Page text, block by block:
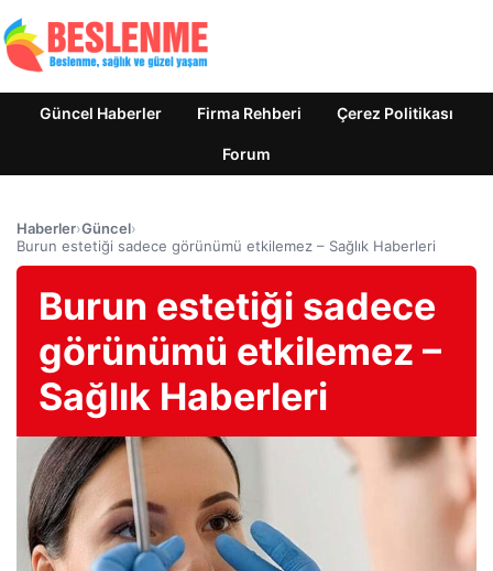
Güncel Haberler Firma Rehberi Çerez Politikası
Forum
Haberler›Güncel›
Burun estetiği sadece görünümü etkilemez – Sağlık Haberleri
Burun estetiği sadece
görünümü etkilemez –
Sağlık Haberleri